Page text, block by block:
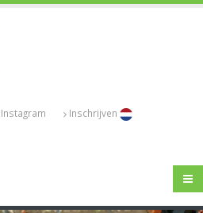
Instagram Inschrijven